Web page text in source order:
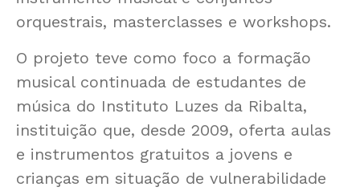
orquestrais, masterclasses e workshops.
O projeto teve como foco a formação
musical continuada de estudantes de
música do Instituto Luzes da Ribalta,
instituição que, desde 2009, oferta aulas
e instrumentos gratuitos a jovens e
crianças em situação de vulnerabilidade